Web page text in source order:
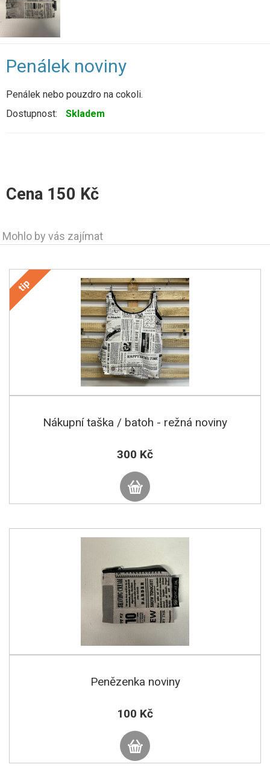
Penálek noviny
Penálek nebo pouzdro na cokoli.
Dostupnost:
Skladem
Cena 150 Kč
Mohlo by vás zajímat
tip
Nákupní taška / batoh - režná noviny
300 Kč
Penězenka noviny
100 Kč